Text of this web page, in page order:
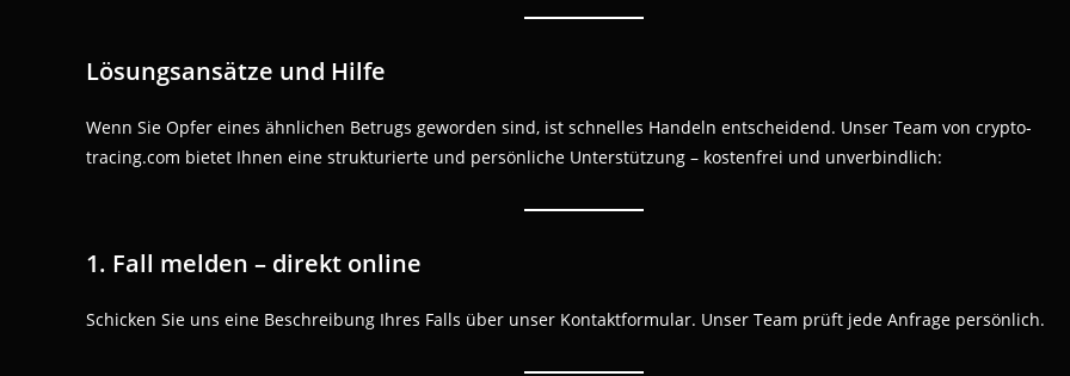
Lösungsansätze und Hilfe
Wenn Sie Opfer eines ähnlichen Betrugs geworden sind, ist schnelles Handeln entscheidend. Unser Team von crypto-
tracing.com bietet Ihnen eine strukturierte und persönliche Unterstützung – kostenfrei und unverbindlich:
1. Fall melden – direkt online
Schicken Sie uns eine Beschreibung Ihres Falls über unser Kontaktformular. Unser Team prüft jede Anfrage persönlich.